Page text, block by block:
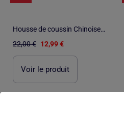
Housse de coussin Chinoiserie "Happyfriday
22,00 € 12,99 €
Voir le produit